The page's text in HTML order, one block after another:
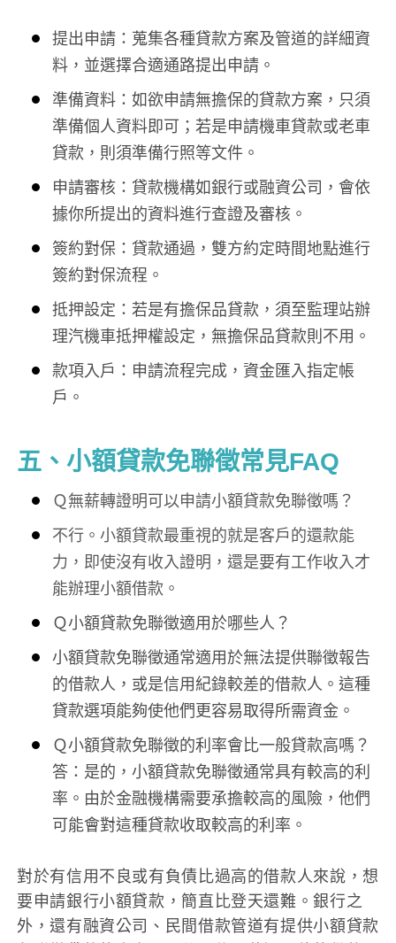
提出申請：蒐集各種貸款方案及管道的詳細資
料，並選擇合適通路提出申請。
準備資料：如欲申請無擔保的貸款方案，只須
準備個人資料即可；若是申請機車貸款或老車
貸款，則須準備行照等文件。
申請審核：貸款機構如銀行或融資公司，會依
據你所提出的資料進行查證及審核。
簽約對保：貸款通過，雙方約定時間地點進行
簽約對保流程。
抵押設定：若是有擔保品貸款，須至監理站辦
理汽機車抵押權設定，無擔保品貸款則不用。
款項入戶：申請流程完成，資金匯入指定帳
戶。
五、 小額貸款免聯徵常見FAQ
Ｑ無薪轉證明可以申請小額貸款免聯徵嗎？
不行。小額貸款最重視的就是客戶的還款能
力，即使沒有收入證明，還是要有工作收入才
能辦理小額借款。
Ｑ小額貸款免聯徵適用於哪些人？
小額貸款免聯徵通常適用於無法提供聯徵報告
的借款人，或是信用紀錄較差的借款人。這種
貸款選項能夠使他們更容易取得所需資金。
Ｑ小額貸款免聯徵的利率會比一般貸款高嗎？
答：是的，小額貸款免聯徵通常具有較高的利
率。由於金融機構需要承擔較高的風險，他們
可能會對這種貸款收取較高的利率。
對於有信用不良或有負債比過高的借款人來說，想
要申請銀行小額貸款，簡直比登天還難。銀行之
外，還有融資公司、民間借款管道有提供小額貸款